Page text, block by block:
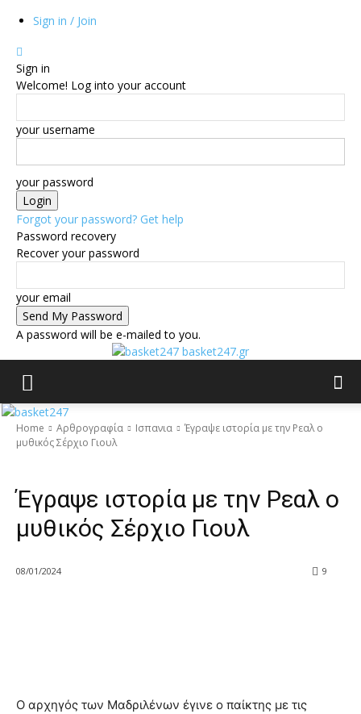
Sign in / Join
Sign in
Welcome! Log into your account
your username
your password
Forgot your password? Get help
Password recovery
Recover your password
your email
A password will be e-mailed to you.
basket247.gr
Home Αρθρογραφία Ισπανια
Έγραψε ιστορία με την Ρεαλ ο
μυθικός Σέρχιο Γιουλ
Έγραψε ιστορία με την Ρεαλ ο
μυθικός Σέρχιο Γιουλ
08/01/2024 9
Ο αρχηγός των Μαδριλένων έγινε ο παίκτης με τις